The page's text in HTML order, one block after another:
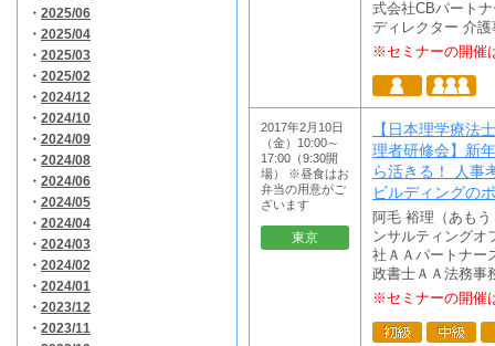
・ 2025/06
・ 2025/04
・ 2025/03
・ 2025/02
・ 2024/12
・ 2024/10
・ 2024/09
・ 2024/08
・ 2024/06
・ 2024/05
・ 2024/04
・ 2024/03
・ 2024/02
・ 2024/01
・ 2023/12
・ 2023/11
式会社CBパート
ディレクター 介護
※セミナーの開催
2017年2月10日
（金）10:00～
17:00（9:30開
場） ※昼食はお
弁当の用意がご
ざいます
東京
【日本理学療法
理者研修会】新
ら活きる！ 人事
ビルディングの
阿毛 裕理（あも
ンサルティングオ
社ＡＡパートナー
政書士ＡＡ法務事
※セミナーの開催